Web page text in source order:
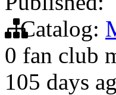
Catalog:
0 fan club
105 days